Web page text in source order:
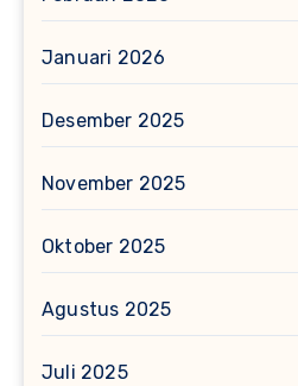
Januari 2026
Desember 2025
November 2025
Oktober 2025
Agustus 2025
Juli 2025